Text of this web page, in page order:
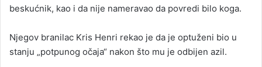
beskućnik, kao i da nije nameravao da povredi bilo koga.
Njegov branilac Kris Henri rekao je da je optuženi bio u
stanju „potpunog očaja“ nakon što mu je odbijen azil.